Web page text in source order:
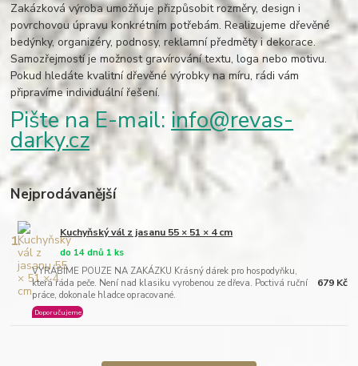
Zakázková výroba umožňuje přizpůsobit rozměry, design i
povrchovou úpravu konkrétním potřebám. Realizujeme dřevěné
bedýnky, organizéry, podnosy, reklamní předměty i dekorace.
Samozřejmostí je možnost gravírování textu, loga nebo motivu.
Pokud hledáte kvalitní dřevěné výrobky na míru, rádi vám
připravíme individuální řešení.
Pište na E-mail: info@revas-
darky.cz
Nejprodávanější
1. Kuchyňský vál z jasanu 55 × 51 × 4 cm
VYRÁBÍME POUZE NA ZAKÁZKU Krásný dárek pro hospodyňku,
která ráda peče. Není nad klasiku vyrobenou ze dřeva. Poctivá ruční
práce, dokonale hladce opracované.
do 14 dnů 1 ks
Doporučujeme
679 Kč